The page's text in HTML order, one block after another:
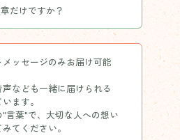
だけですか？
ッセージのみお届け可能
なども一緒に届けられる
"言葉"で、大切な人への想い
てください。